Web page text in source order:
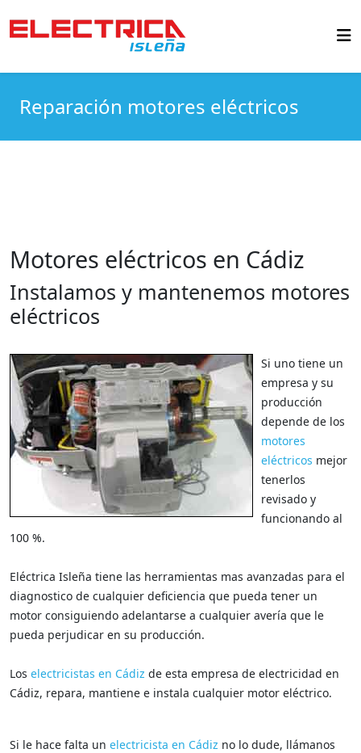
Reparación motores eléctricos
Motores eléctricos en Cádiz
Instalamos y mantenemos motores
eléctricos
Si uno tiene un
empresa y su
producción
depende de los
motores
eléctricos mejor
tenerlos
revisado y
funcionando al
100 %.
Eléctrica Isleña tiene las herramientas mas avanzadas para el
diagnostico de cualquier deficiencia que pueda tener un
motor consiguiendo adelantarse a cualquier avería que le
pueda perjudicar en su producción.
Los electricistas en Cádiz de esta empresa de electricidad en
Cádiz, repara, mantiene e instala cualquier motor eléctrico.
Si le hace falta un electricista en Cádiz no lo dude, llámanos